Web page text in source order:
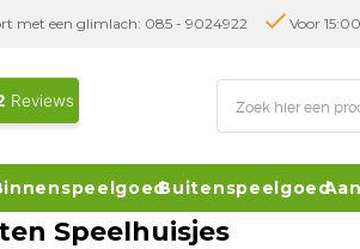
met een glimlach: 085 - 9024922 Voor
Buitenspeelgoed
Speelhuisjes